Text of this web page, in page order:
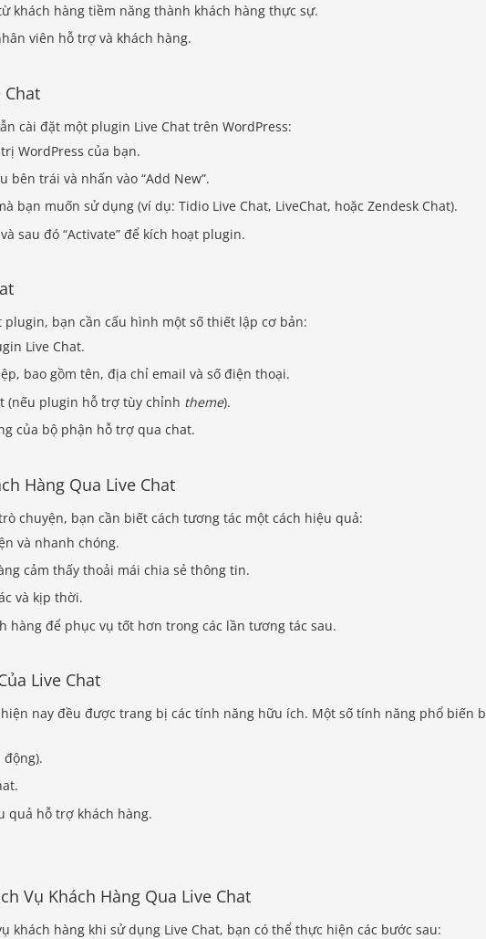
khách hàng tiềm năng thành khách hàng thực sự.
viên hỗ trợ và khách hàng.
Chat
cài đặt một plugin Live Chat trên WordPress:
WordPress của bạn.
bên trái và nhấn vào “Add New”.
bạn muốn sử dụng (ví dụ: Tidio Live Chat, LiveChat, hoặc Zendesk Chat).
sau đó “Activate” để kích hoạt plugin.
plugin, bạn cần cấu hình một số thiết lập cơ bản:
Live Chat.
bao gồm tên, địa chỉ email và số điện thoại.
(nếu plugin hỗ trợ tùy chỉnh theme).
của bộ phận hỗ trợ qua chat.
Hàng Qua Live Chat
chuyện, bạn cần biết cách tương tác một cách hiệu quả:
và nhanh chóng.
cảm thấy thoải mái chia sẻ thông tin.
và kịp thời.
hàng để phục vụ tốt hơn trong các lần tương tác sau.
Live Chat
nay đều được trang bị các tính năng hữu ích. Một số tính năng phổ biến
quả hỗ trợ khách hàng.
Vụ Khách Hàng Qua Live Chat
khách hàng khi sử dụng Live Chat, bạn có thể thực hiện các bước sau: